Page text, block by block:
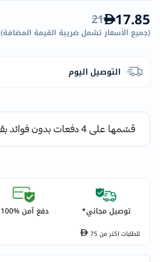
17.85
21
(جميع الأسعار تشمل ضريبة القيمة المضافة)
التوصيل اليوم
توصيل مجاني* دفع آمن %100
للطلبات اكتر من75